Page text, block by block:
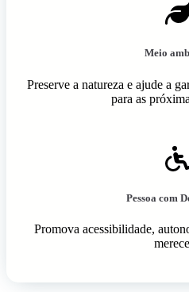
Meio
Preserve a natureza e ajude a
para as
Pessoa com
Promova acessibilidade,